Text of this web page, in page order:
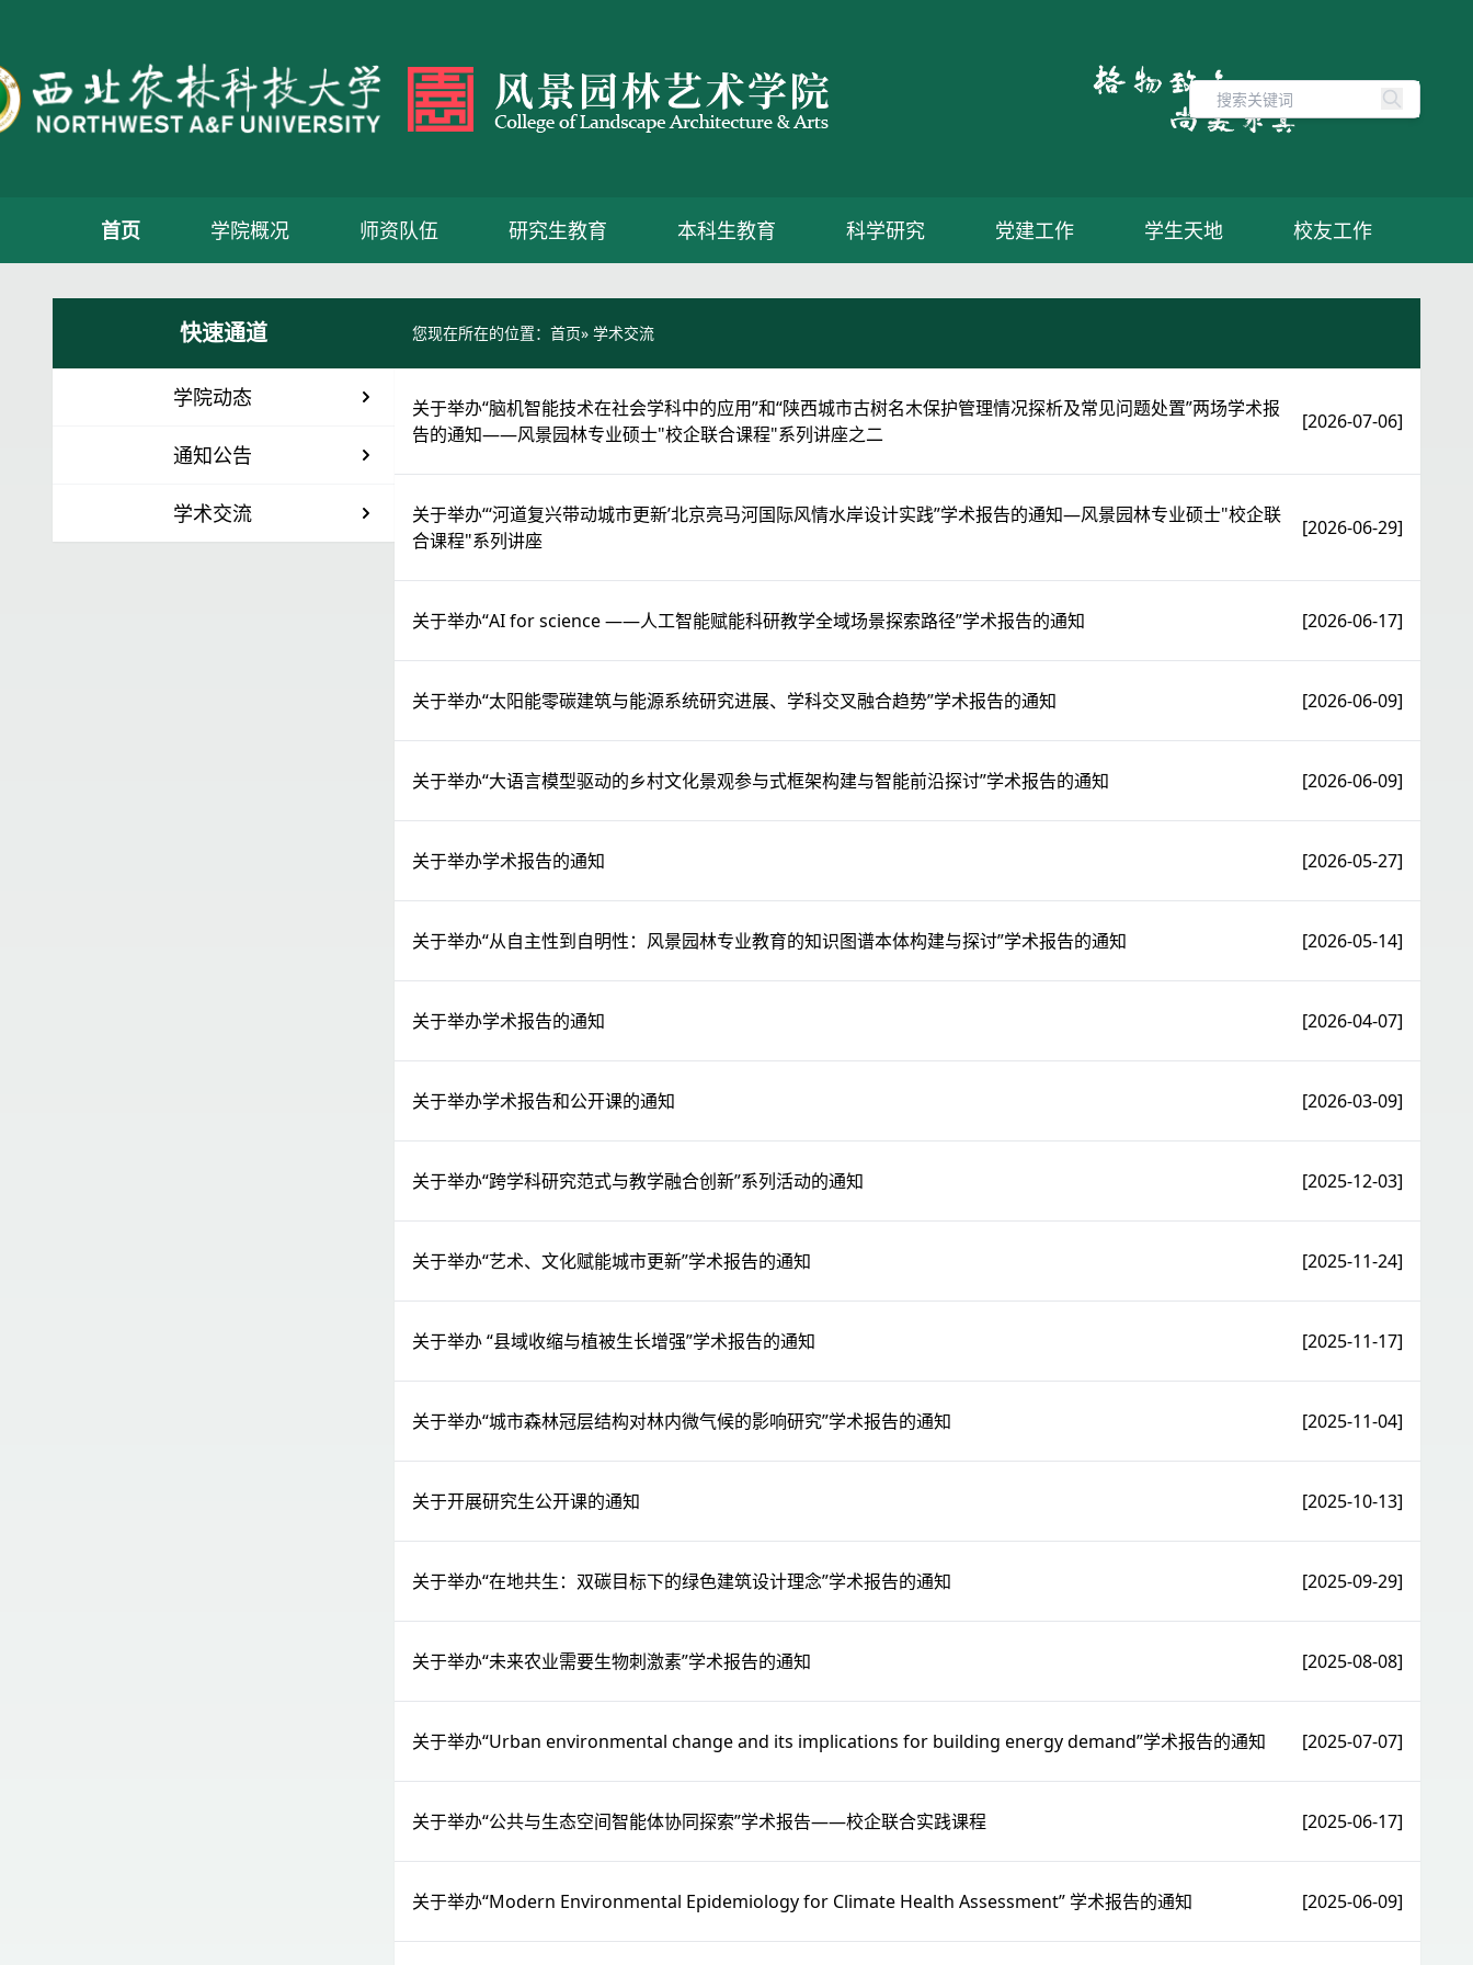
首页 学院概况 师资队伍 研究生教育 本科生教育 科学研究 党建工作 学生天地 校友工作
快速通道
学院动态
通知公告
学术交流
您现在所在的位置： 首页» 学术交流
关于举办“脑机智能技术在社会学科中的应用”和“陕西城市古树名木保护管理情况探析及常见问题处置”两场学术报
告的通知——风景园林专业硕士"校企联合课程"系列讲座之二
[2026-07-06]
关于举办“‘河道复兴带动城市更新’北京亮马河国际风情水岸设计实践”学术报告的通知—风景园林专业硕士"校企联
合课程"系列讲座
[2026-06-29]
关于举办“AI for science ——人工智能赋能科研教学全域场景探索路径”学术报告的通知 [2026-06-17]
关于举办“太阳能零碳建筑与能源系统研究进展、学科交叉融合趋势”学术报告的通知 [2026-06-09]
关于举办“大语言模型驱动的乡村文化景观参与式框架构建与智能前沿探讨”学术报告的通知 [2026-06-09]
关于举办学术报告的通知 [2026-05-27]
关于举办“从自主性到自明性：风景园林专业教育的知识图谱本体构建与探讨”学术报告的通知 [2026-05-14]
关于举办学术报告的通知 [2026-04-07]
关于举办学术报告和公开课的通知 [2026-03-09]
关于举办“跨学科研究范式与教学融合创新”系列活动的通知 [2025-12-03]
关于举办“艺术、文化赋能城市更新”学术报告的通知 [2025-11-24]
关于举办 “县域收缩与植被生长增强”学术报告的通知 [2025-11-17]
关于举办“城市森林冠层结构对林内微气候的影响研究”学术报告的通知 [2025-11-04]
关于开展研究生公开课的通知 [2025-10-13]
关于举办“在地共生：双碳目标下的绿色建筑设计理念”学术报告的通知 [2025-09-29]
关于举办“未来农业需要生物刺激素”学术报告的通知 [2025-08-08]
关于举办“Urban environmental change and its implications for building energy demand”学术报告的通知 [2025-07-07]
关于举办“公共与生态空间智能体协同探索”学术报告——校企联合实践课程 [2025-06-17]
关于举办“Modern Environmental Epidemiology for Climate Health Assessment” 学术报告的通知 [2025-06-09]